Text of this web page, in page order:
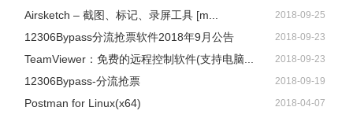
Airsketch – 截图、标记、录屏工具 [m... 2018-09-25
12306Bypass分流抢票软件2018年9月公告 2018-09-23
TeamViewer：免费的远程控制软件(支持电脑... 2018-09-23
12306Bypass-分流抢票 2018-09-19
Postman for Linux(x64) 2018-04-07